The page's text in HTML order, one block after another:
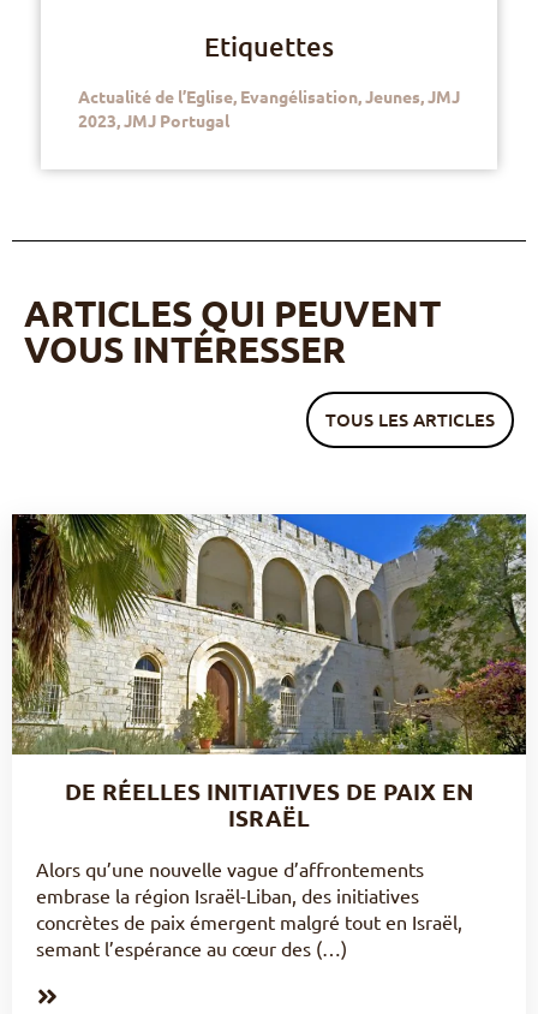
Etiquettes
Actualité de l’Eglise, Evangélisation,Jeunes,JMJ
2023,JMJ Portugal
ARTICLES QUI PEUVENT
VOUS INTÉRESSER
TOUS LES ARTICLES
DE RÉELLES INITIATIVES DE PAIX EN
ISRAËL
Alors qu’une nouvelle vague d’affrontements
embrase la région Israël-Liban, des initiatives
concrètes de paix émergent malgré tout en Israël,
semant l’espérance au cœur des (…)